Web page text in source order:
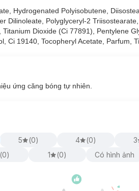
Hydrogenated Polyisobutene,
Dilinoleate, Polyglyceryl-2
Dioxide (Ci 77891), Pentylene
Ci 19140, Tocopheryl Acetate, Parfum,
ứng căng bóng tự nhiên.
5 (0) 4 (0) 3
(0) 1 (0) Có hình ảnh